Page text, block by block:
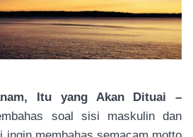
Itu yang Akan Dituai –
soal sisi maskulin dan